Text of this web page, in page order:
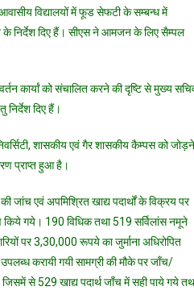
विद्यालयों में फूड सेफटी के सम्बन्ध में
के निर्देश दिए हैं। सीएस ने आमजन के लिए सैम्पल
कार्यां को संचालित करने की दृष्टि से मुख्य
निर्देश दिए हैं।
शासकीय एवं गैर शासकीय कैम्पस को जोड़ने
प्राप्त हुआ है।
की जांच एवं अपमिश्रित खाद्य पदार्थों के विक्रय पर
किये गये। 190 विधिक तथा 519 सर्विलांस नमूने
पर 3,30,000 रूपये का जुर्माना अधिरोपित
उपलब्ध करायी गयी सामग्री की मौके पर जाँच/
से 529 खाद्य पदार्थ जाँच में सही पाये गये